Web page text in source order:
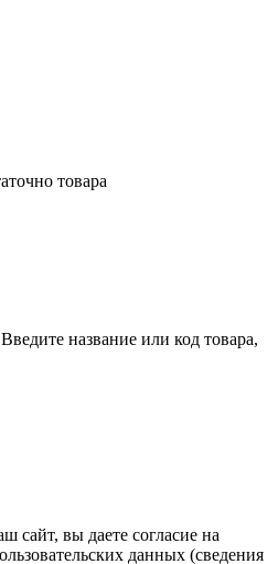
товара
Введите название или код товара,
сайт, вы даете согласие на
данных (сведения